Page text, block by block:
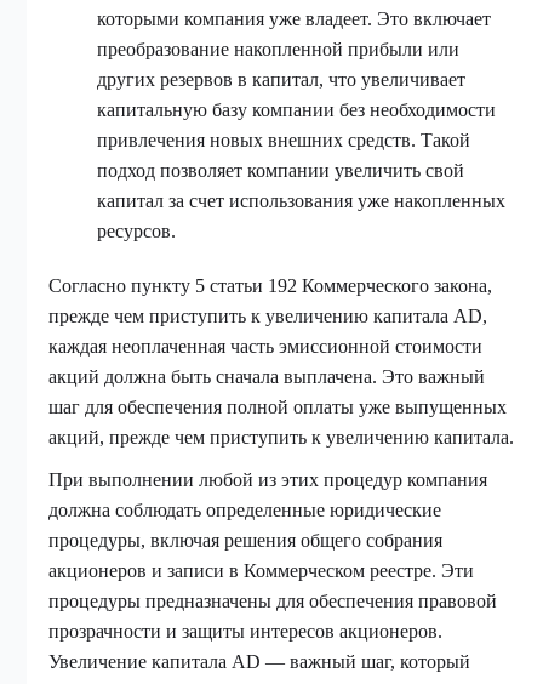
которыми компания уже владеет. Это включает
преобразование накопленной прибыли или
других резервов в капитал, что увеличивает
капитальную базу компании без необходимости
привлечения новых внешних средств. Такой
подход позволяет компании увеличить свой
капитал за счет использования уже накопленных
ресурсов.
Согласно пункту 5 статьи 192 Коммерческого закона,
прежде чем приступить к увеличению капитала AD,
каждая неоплаченная часть эмиссионной стоимости
акций должна быть сначала выплачена. Это важный
шаг для обеспечения полной оплаты уже выпущенных
акций, прежде чем приступить к увеличению капитала.
При выполнении любой из этих процедур компания
должна соблюдать определенные юридические
процедуры, включая решения общего собрания
акционеров и записи в Коммерческом реестре. Эти
процедуры предназначены для обеспечения правовой
прозрачности и защиты интересов акционеров.
Увеличение капитала AD — важный шаг, который